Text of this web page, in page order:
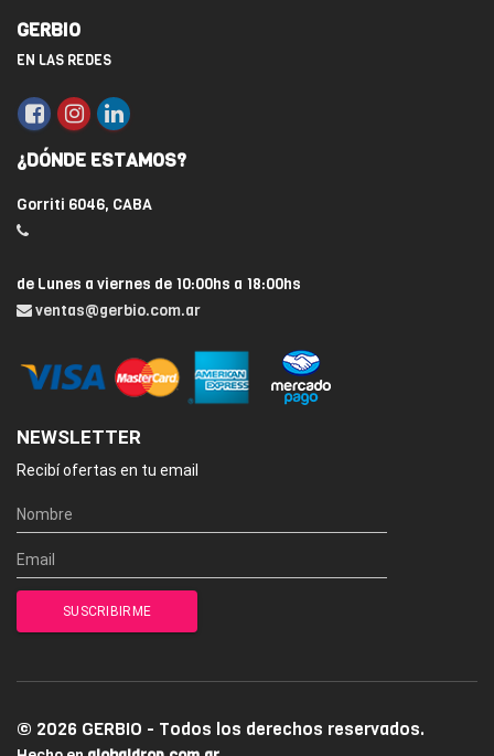
GERBIO
EN LAS REDES
¿DÓNDE ESTAMOS?
Gorriti 6046, CABA
de Lunes a viernes de 10:00hs a 18:00hs
ventas@gerbio.com.ar
NEWSLETTER
Recibí ofertas en tu email
© 2026 GERBIO - Todos los derechos reservados.